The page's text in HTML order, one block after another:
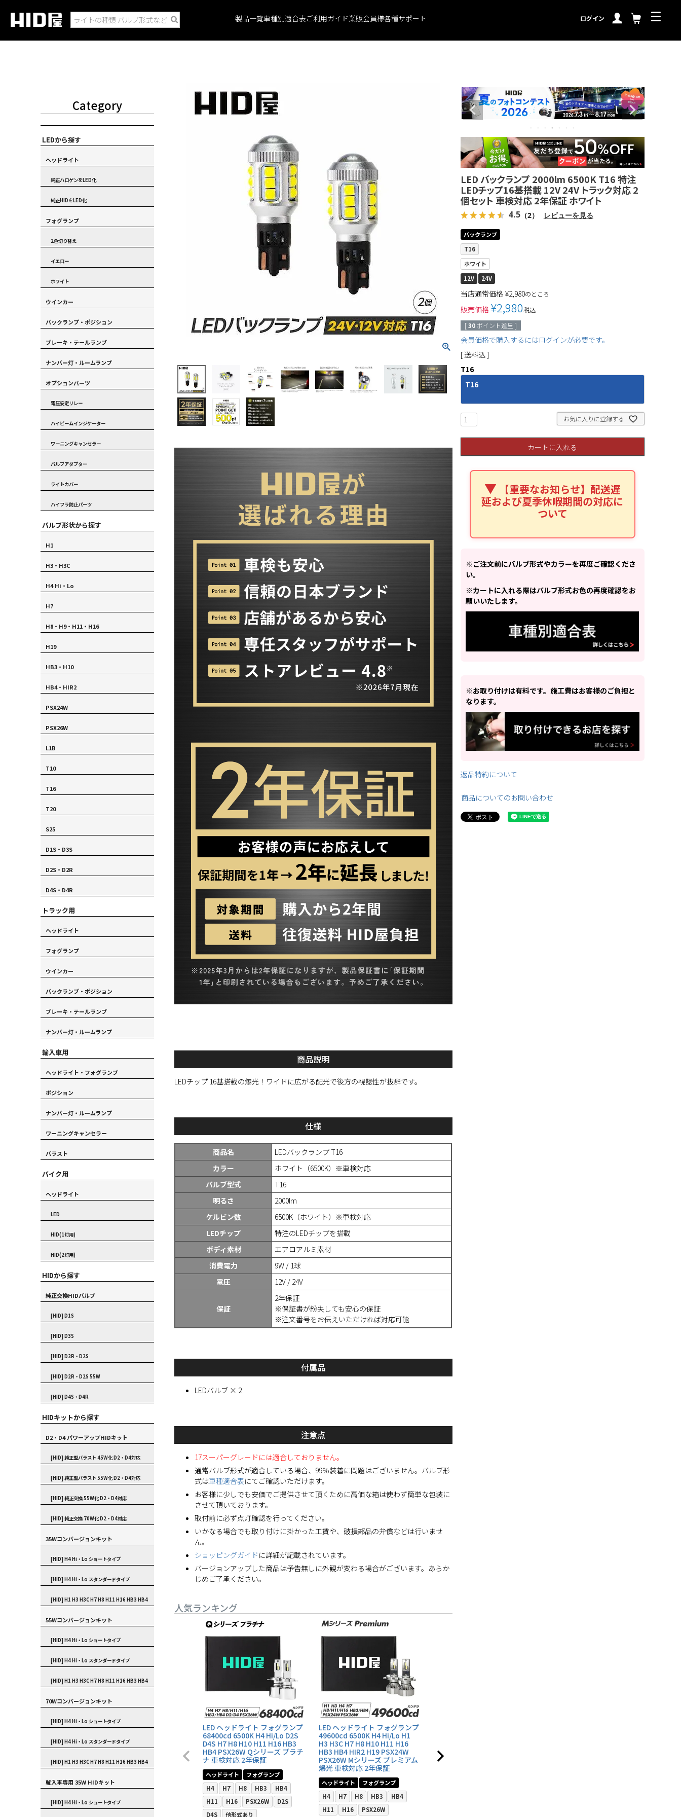
製品一覧車種別適合表ご利用ガイド業販会員様各種サポート ログイン
Category
LEDから探す
ヘッドライト
純正ハロゲンをLED化
純正HIDをLED化
フォグランプ
2色切り替え
イエロー
ホワイト
ウインカー
バックランプ・ポジション
ブレーキ・テールランプ
ナンバー灯・ルームランプ
オプションパーツ
電圧安定リレー
ハイビームインジケーター
ワーニングキャンセラー
バルブアダプター
ライトカバー
ハイフラ防止パーツ
バルブ形状から探す
H1
H3・H3C
H4 Hi・Lo
H7
H8・H9・H11・H16
H19
HB3・H10
HB4・HIR2
PSX24W
PSX26W
L1B
T10
T16
T20
S25
D1S・D3S
D2S・D2R
D4S・D4R
トラック用
ヘッドライト
フォグランプ
ウインカー
バックランプ・ポジション
ブレーキ・テールランプ
ナンバー灯・ルームランプ
輸入車用
ヘッドライト・フォグランプ
ポジション
ナンバー灯・ルームランプ
ワーニングキャンセラー
バラスト
バイク用
ヘッドライト
LED
HID(1灯用)
HID(2灯用)
HIDから探す
純正交換HIDバルブ
[HID] D1S
[HID] D3S
[HID] D2R・D2S
[HID] D2R・D2S 55W
[HID] D4S・D4R
HIDキットから探す
D2・D4 パワーアップHIDキット
[HID] 純正型バラスト 45W化 D2・D4対応
[HID] 純正型バラスト 55W化 D2・D4対応
[HID] 純正交換 55W化 D2・D4対応
[HID] 純正交換 70W化 D2・D4対応
35Wコンバージョンキット
[HID] H4 Hi・Lo ショートタイプ
[HID] H4 Hi・Lo スタンダードタイプ
[HID] H1 H3 H3C H7 H8 H11 H16 HB3 HB4
55Wコンバージョンキット
[HID] H4 Hi・Lo ショートタイプ
[HID] H4 Hi・Lo スタンダードタイプ
[HID] H1 H3 H3C H7 H8 H11 H16 HB3 HB4
70Wコンバージョンキット
[HID] H4 Hi・Lo ショートタイプ
[HID] H4 Hi・Lo スタンダードタイプ
[HID] H1 H3 H3C H7 H8 H11 H16 HB3 HB4
輸入車専用 35W HIDキット
[HID] H4 Hi・Lo ショートタイプ
商品説明
LEDチップ 16基搭載の爆光！ワイドに広がる配光で後方の視認性が抜群です。
仕様
商品名
LEDバックランプ T16
カラー
ホワイト（6500K）※車検対応
バルブ型式
T16
明るさ
2000lm
ケルビン数
6500K（ホワイト）※車検対応
LEDチップ
特注のLEDチップを搭載
ボディ素材
エアロアルミ素材
消費電力
9W / 1球
電圧
12V / 24V
保証
2年保証
※保証書が紛失しても安心の保証
※注文番号をお伝えいただければ対応可能
付属品
LEDバルブ × 2
注意点
17スーパーグレードには適合しておりません。
通常バルブ形式が適合している場合、99％装着に問題はございません。バルブ形
式は車種適合表にてご確認いただけます。
お客様に少しでも安価でご提供させて頂くために高価な箱は使わず簡単な包装に
させて頂いております。
取付前に必ず点灯確認を行ってください。
いかなる場合でも取り付けに掛かった工賃や、破損部品の弁償などは行いませ
ん。
ショッピングガイド に詳細が記載されています。
バージョンアップした商品は予告無しに外観が変わる場合がございます。あらか
じめご了承ください。
人気ランキング
LED ヘッドライト フォグランプ
68400cd 6500K H4 Hi/Lo D2S
D4S H7 H8 H10 H11 H16 HB3
HB4 PSX26W Qシリーズ プラチ
ナ 車検対応 2年保証
ヘッドライト
フォグランプ
H4
H7 H8 HB3
HB4
H11
H16 PSX26W
D2S
D4S
他形式あり
LED ヘッドライト フォグランプ
49600cd 6500K H4 Hi/Lo H1
H3 H3C H7 H8 H10 H11 H16
HB3 HB4 HIR2 H19 PSX24W
PSX26W Mシリーズ プレミアム
爆光 車検対応 2年保証
ヘッドライト
フォグランプ
H4
H7 H8 HB3
HB4
H11
H16 PSX26W
ヘッドライト
LED バックランプ 2000lm 6500K T16 特注
LEDチップ16基搭載 12V 24V トラック対応 2
個セット 車検対応 2年保証 ホワイト
4.5（2） レビューを見る
バックランプ
T16
ホワイト
12V
24V
当店通常価格 ¥2,980のところ
販売価格 ¥2,980税込
[30 ポイント進呈 ]
会員価格で購入するにはログインが必要です。
送料込
T16
T16
お気に入りに登録する
カートに入れる
【重要なお知らせ】配送遅
延および夏季休暇期間の対応に
ついて
※ご注文前にバルブ形式やカラーを再度ご確認くださ
い。
※カートに入れる際はバルブ形式お色の再度確認をお
願いいたします。
※お取り付けは有料です。施工費はお客様のご負担と
なります。
返品特約について
商品についてのお問い合わせ